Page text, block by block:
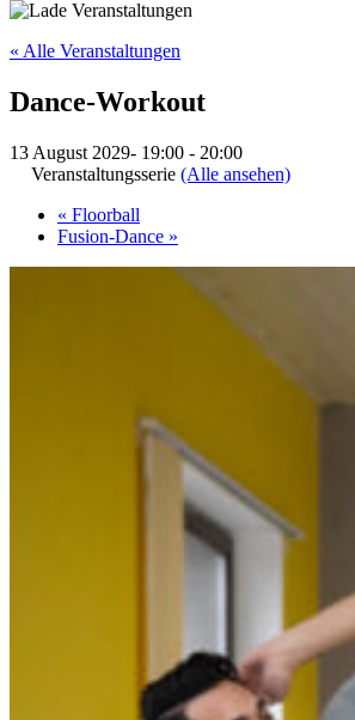
« Alle Veranstaltungen
Dance-Workout
13 August 2029- 19:00 - 20:00
Veranstaltungsserie (Alle ansehen)
« Floorball
Fusion-Dance »